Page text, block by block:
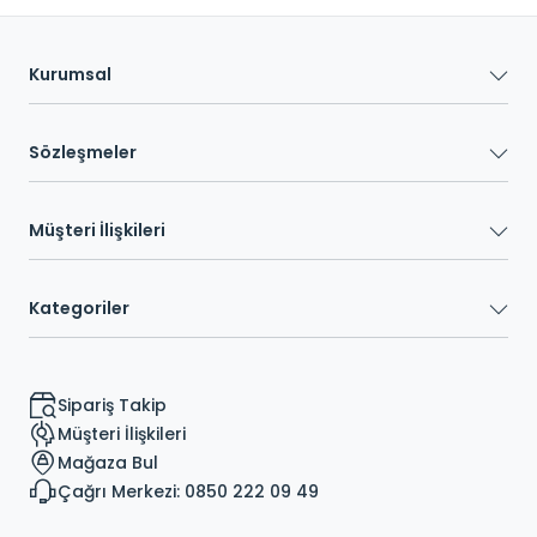
Kurumsal
Sözleşmeler
Müşteri İlişkileri
Kategoriler
Sipariş Takip
Müşteri İlişkileri
Mağaza Bul
Çağrı Merkezi: 0850 222 09 49